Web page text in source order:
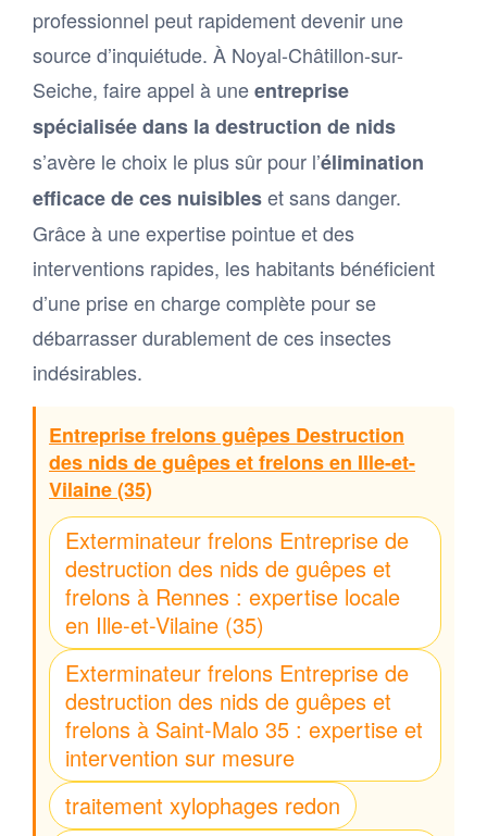
professionnel peut rapidement devenir une
source d’inquiétude. À Noyal-Châtillon-sur-
Seiche, faire appel à uneentreprise
spécialisée dans la destruction de nids
s’avère le choix le plus sûr pour l’élimination
efficace de ces nuisibleset sans danger.
Grâce à une expertise pointue et des
interventions rapides, les habitants bénéficient
d’une prise en charge complète pour se
débarrasser durablement de ces insectes
indésirables.
Entreprise frelons guêpes Destruction
des nids de guêpes et frelons en Ille-et-
Vilaine (35)
Exterminateur frelons Entreprise de
destruction des nids de guêpes et
frelons à Rennes : expertise locale
en Ille-et-Vilaine (35)
Exterminateur frelons Entreprise de
destruction des nids de guêpes et
frelons à Saint-Malo 35 : expertise et
intervention sur mesure
traitement xylophages redon